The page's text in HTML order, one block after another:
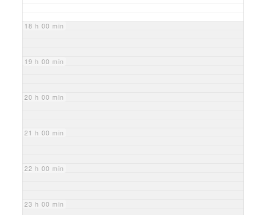
18 h 00 min
19 h 00 min
20 h 00 min
21 h 00 min
22 h 00 min
23 h 00 min